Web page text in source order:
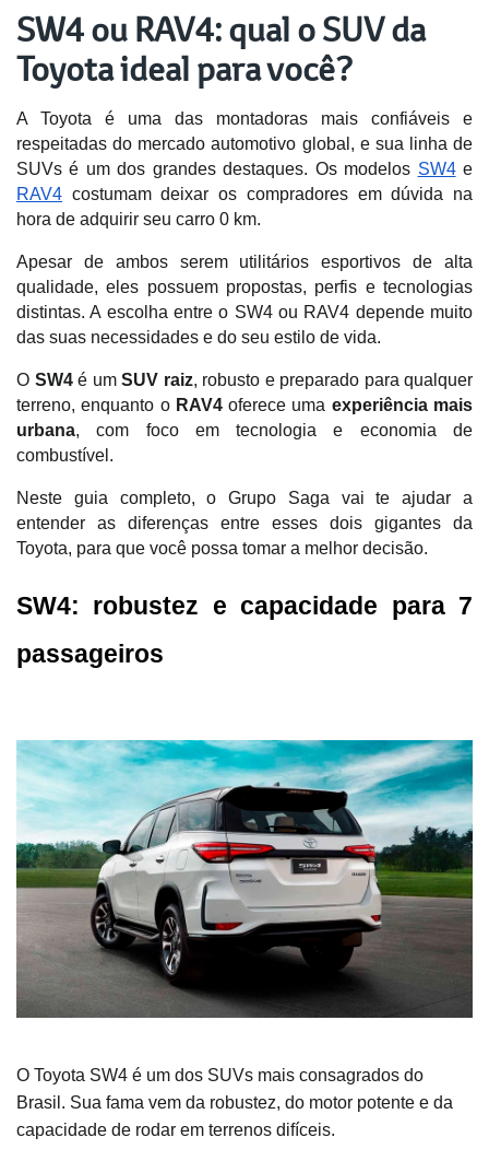
SW4 ou RAV4: qual o SUV da
Toyota ideal para você?
A Toyota é uma das montadoras mais confiáveis e
respeitadas do mercado automotivo global, e sua linha de
SUVs é um dos grandes destaques. Os modelos SW4
RAV4 costumam deixar os compradores em dúvida na
hora de adquirir seu carro 0 km.
Apesar de ambos serem utilitários esportivos de alta
qualidade, eles possuem propostas, perfis e tecnologias
distintas. A escolha entre o SW4 ou RAV4 depende muito
das suas necessidades e do seu estilo de vida.
O SW4 é um SUV raiz, robusto e preparado para qualquer
terreno, enquanto o RAV4 oferece uma experiência mais
urbana, com foco em tecnologia e economia de
combustível.
Neste guia completo, o Grupo Saga vai te ajudar a
entender as diferenças entre esses dois gigantes da
Toyota, para que você possa tomar a melhor decisão.
SW4: robustez e capacidade para 7
passageiros
O Toyota SW4 é um dos SUVs mais consagrados do
Brasil. Sua fama vem da robustez, do motor potente e da
capacidade de rodar em terrenos difíceis.